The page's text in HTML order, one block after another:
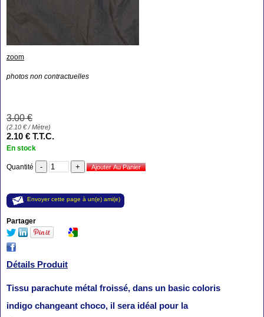
zoom
photos non contractuelles
3.00 €
(2.10 €/ Mètre)
2.10 € T.T.C.
En stock
Quantité
Envoyer cette page à un(e) ami(e)
Partager
Détails Produit
Tissu parachute métal froissé, dans un basic coloris
indigo changeant choco, il sera idéal pour la